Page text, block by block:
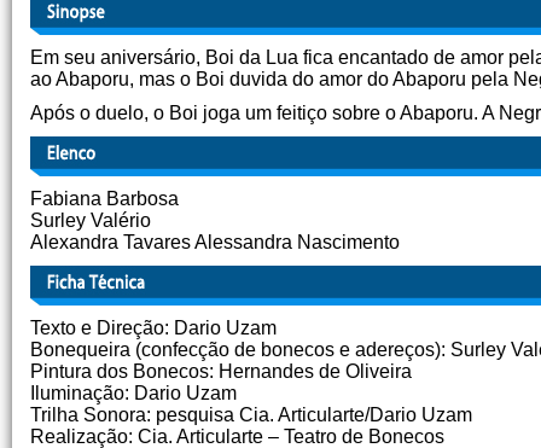
Em seu aniversário, Boi da Lua fica encantado de amor
ao Abaporu, mas o Boi duvida do amor do Abaporu pela
Após o duelo, o Boi joga um feitiço sobre o Abaporu. A
Fabiana Barbosa
Surley Valério
Alexandra Tavares Alessandra Nascimento
Texto e Direção: Dario Uzam
Bonequeira (confecção de bonecos e adereços): Surley
Pintura dos Bonecos: Hernandes de Oliveira
Iluminação: Dario Uzam
Trilha Sonora: pesquisa Cia. Articularte/Dario Uzam
Realização: Cia. Articularte – Teatro de Bonecos